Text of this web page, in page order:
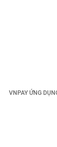
VNPAY ỨNG